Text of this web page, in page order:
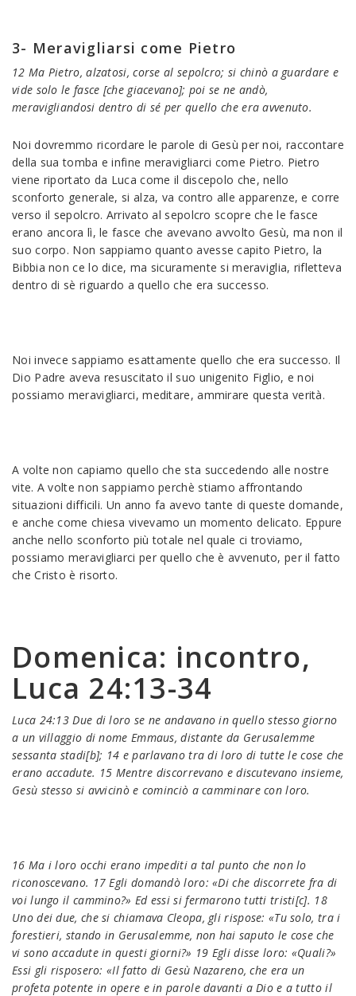
3- Meravigliarsi come Pietro
12 Ma Pietro, alzatosi, corse al sepolcro; si chinò a guardare e
vide solo le fasce [che giacevano]; poi se ne andò,
meravigliandosi dentro di sé per quello che era avvenuto.
Noi dovremmo ricordare le parole di Gesù per noi, raccontare
della sua tomba e infine meravigliarci come Pietro. Pietro
viene riportato da Luca come il discepolo che, nello
sconforto generale, si alza, va contro alle apparenze, e corre
verso il sepolcro. Arrivato al sepolcro scopre che le fasce
erano ancora lì, le fasce che avevano avvolto Gesù, ma non il
suo corpo. Non sappiamo quanto avesse capito Pietro, la
Bibbia non ce lo dice, ma sicuramente si meraviglia, rifletteva
dentro di sè riguardo a quello che era successo.
Noi invece sappiamo esattamente quello che era successo. Il
Dio Padre aveva resuscitato il suo unigenito Figlio, e noi
possiamo meravigliarci, meditare, ammirare questa verità.
A volte non capiamo quello che sta succedendo alle nostre
vite. A volte non sappiamo perchè stiamo affrontando
situazioni difficili. Un anno fa avevo tante di queste domande,
e anche come chiesa vivevamo un momento delicato. Eppure
anche nello sconforto più totale nel quale ci troviamo,
possiamo meravigliarci per quello che è avvenuto, per il fatto
che Cristo è risorto.
Domenica: incontro,
Luca 24:13-34
Luca 24:13 Due di loro se ne andavano in quello stesso giorno
a un villaggio di nome Emmaus, distante da Gerusalemme
sessanta stadi[b]; 14 e parlavano tra di loro di tutte le cose che
erano accadute. 15 Mentre discorrevano e discutevano insieme,
Gesù stesso si avvicinò e cominciò a camminare con loro.
16 Ma i loro occhi erano impediti a tal punto che non lo
riconoscevano. 17 Egli domandò loro: «Di che discorrete fra di
voi lungo il cammino?» Ed essi si fermarono tutti tristi[c]. 18
Uno dei due, che si chiamava Cleopa, gli rispose: «Tu solo, tra i
forestieri, stando in Gerusalemme, non hai saputo le cose che
vi sono accadute in questi giorni?» 19 Egli disse loro: «Quali?»
Essi gli risposero: «Il fatto di Gesù Nazareno, che era un
profeta potente in opere e in parole davanti a Dio e a tutto il